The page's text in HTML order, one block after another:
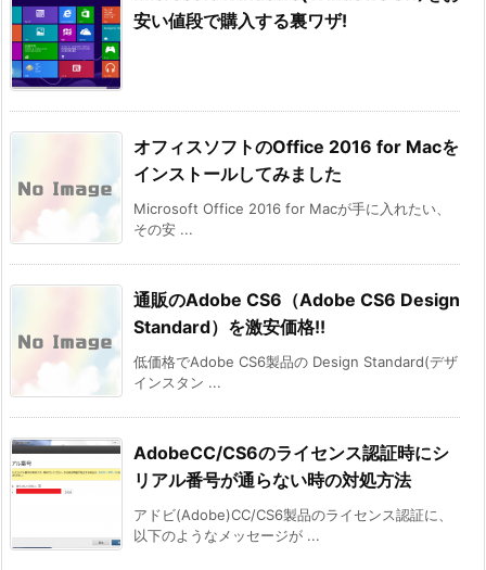
安い値段で購入する裏ワザ!
オフィスソフトのOffice 2016 for Macを
インストールしてみました
Microsoft Office 2016 for Macが手に入れたい、
その安 ...
通販のAdobe CS6（Adobe CS6 Design
Standard）を激安価格!!
低価格でAdobe CS6製品の Design Standard(デザ
インスタン ...
AdobeCC/CS6のライセンス認証時にシ
リアル番号が通らない時の対処方法
アドビ(Adobe)CC/CS6製品のライセンス認証に、
以下のようなメッセージが ...